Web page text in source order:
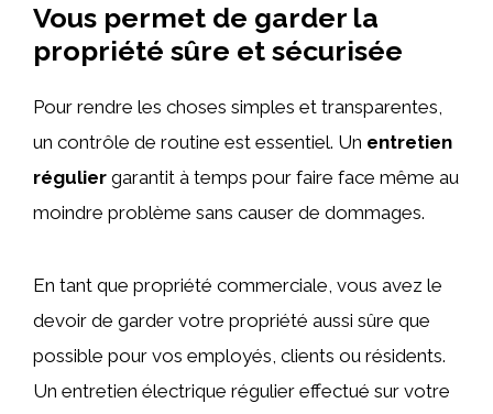
Vous permet de garder la
propriété sûre et sécurisée
Pour rendre les choses simples et transparentes,
un contrôle de routine est essentiel. Un entretien
régulier garantit à temps pour faire face même au
moindre problème sans causer de dommages.
En tant que propriété commerciale, vous avez le
devoir de garder votre propriété aussi sûre que
possible pour vos employés, clients ou résidents.
Un entretien électrique régulier effectué sur votre